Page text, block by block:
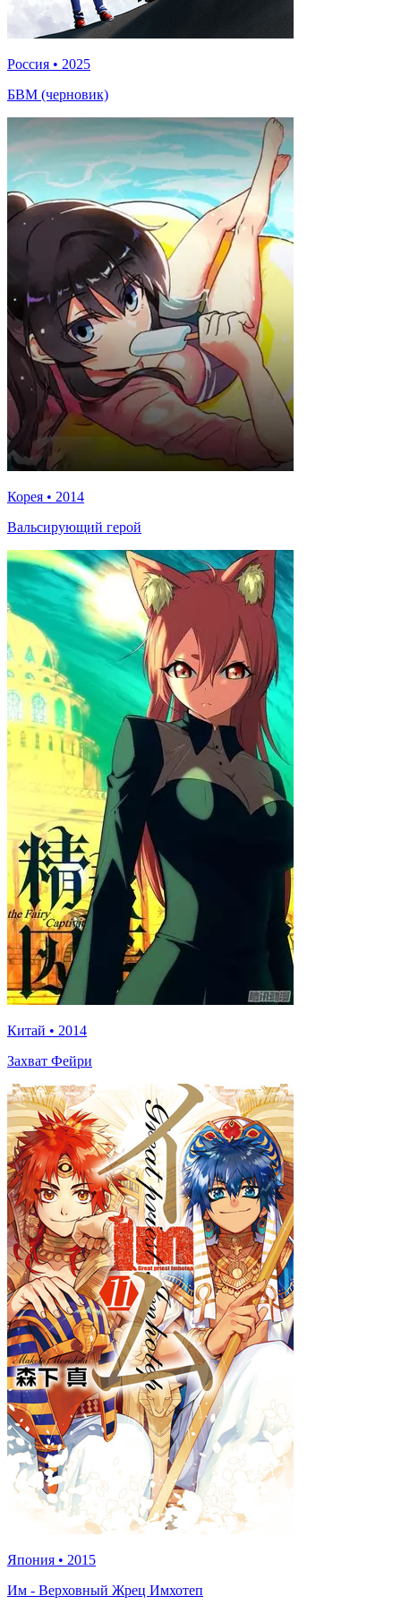
Россия • 2025
БВМ (черновик)
Корея • 2014
Вальсирующий герой
Китай • 2014
Захват Фейри
Япония • 2015
Им - Верховный Жрец Имхотеп